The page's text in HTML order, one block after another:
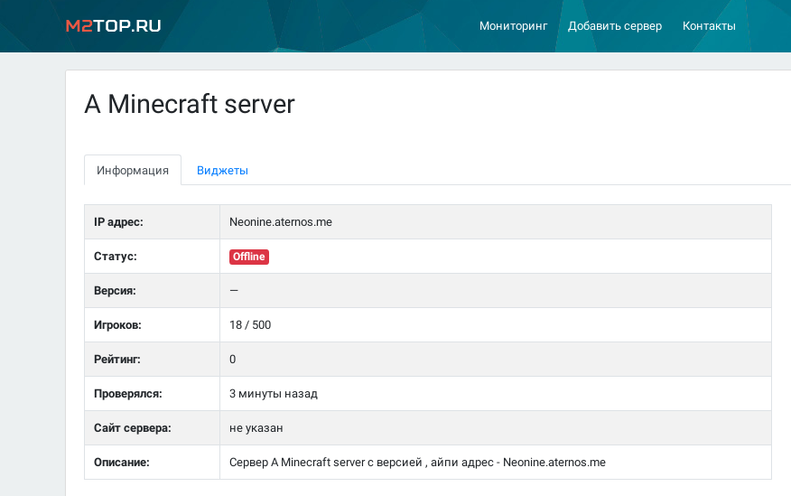
M2Top.ru Мониторинг Добавить сервер Контакты
A Minecraft server
Информация Виджеты
IP адрес: Neonine.aternos.me
Статус: Offline
Версия: —
Игроков: 18 / 500
Рейтинг: 0
Проверялся: 3 минуты назад
Сайт сервера: не указан
Описание: Сервер A Minecraft server с версией , айпи адрес - Neonine.aternos.me